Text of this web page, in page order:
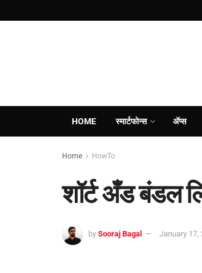
HOME स्मार्टफोन्स ॲप्स
Home HowTo
शॉर्ट अँड बंडल
by Sooraj Bagal January 17,